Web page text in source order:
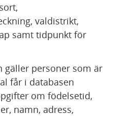
valdistrikt,
samt tidpunkt för
gäller personer som är
får i databasen
om födelsetid,
namn, adress,